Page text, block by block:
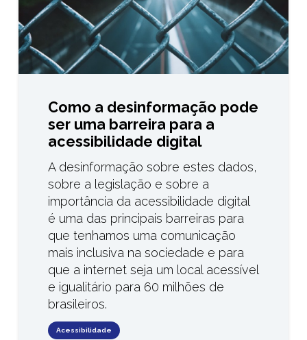
Como a desinformação pode
ser uma barreira para a
acessibilidade digital
A desinformação sobre estes dados,
sobre a legislação e sobre a
importância da acessibilidade digital
é uma das principais barreiras para
que tenhamos uma comunicação
mais inclusiva na sociedade e para
que a internet seja um local acessível
e igualitário para 60 milhões de
brasileiros.
Acessibilidade